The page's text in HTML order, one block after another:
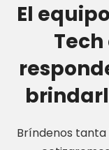
El
Bríndenos